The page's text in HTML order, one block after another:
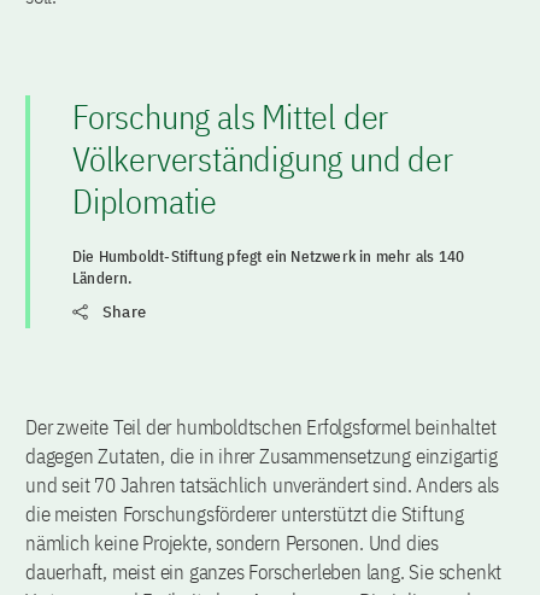
Forschung als Mittel der
Völkerverständigung und der
Diplomatie
Die Humboldt-Stiftung pfegt ein Netzwerk in mehr als 140
Ländern.
Share
Der zweite Teil der humboldtschen Erfolgsformel beinhaltet
dagegen Zutaten, die in ihrer Zusammensetzung einzigartig
und seit 70 Jahren tatsächlich unverändert sind. Anders als
die meisten Forschungsförderer unterstützt die Stiftung
nämlich keine Projekte, sondern Personen. Und dies
dauerhaft, meist ein ganzes Forscherleben lang. Sie schenkt